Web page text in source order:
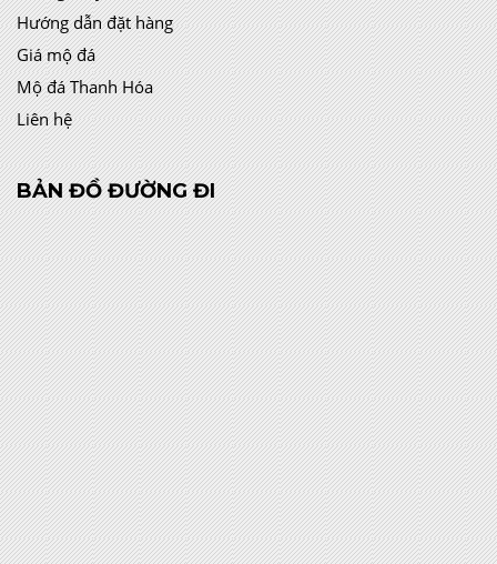
Hướng dẫn đặt hàng
Giá mộ đá
Mộ đá Thanh Hóa
Liên hệ
BẢN ĐỒ ĐƯỜNG ĐI